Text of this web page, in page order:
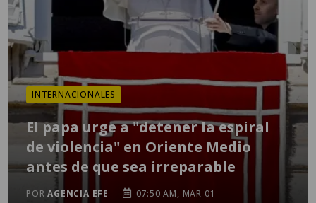
INTERNACIONALES
El papa urge a "detener la espiral
de violencia" en Oriente Medio
antes de que sea irreparable
PORAGENCIA EFE 07:50 AM, MAR 01